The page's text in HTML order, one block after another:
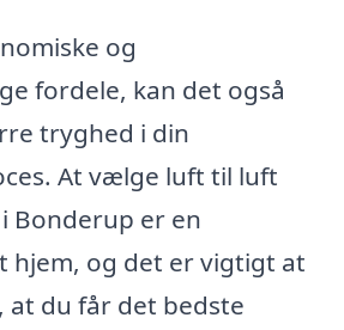
og
fordele, kan det også
tryghed i din
At vælge luft til luft
Bonderup er en
hjem, og det er vigtigt at
du får det bedste